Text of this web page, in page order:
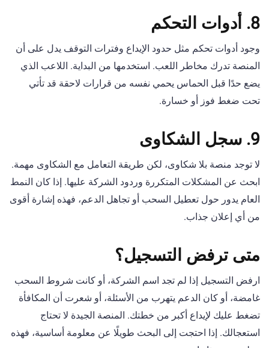
8. أدوات التحكم
وجود أدوات تحكم مثل حدود الإيداع وفترات التوقف يدل على أن
المنصة تدرك مخاطر اللعب. استخدمها من البداية. اللاعب الذي
يضع حدًا قبل الحماس يحمي نفسه من قرارات لاحقة قد تأتي
تحت ضغط فوز أو خسارة.
9. سجل الشكاوى
لا توجد منصة بلا شكاوى، لكن طريقة التعامل مع الشكاوى مهمة.
ابحث عن المشكلات المتكررة وردود الشركة عليها. إذا كان النمط
العام يدور حول تعطيل السحب أو تجاهل الدعم، فهذه إشارة أقوى
من أي إعلان جذاب.
متى ترفض التسجيل؟
ارفض التسجيل إذا لم تجد اسم الشركة، أو كانت شروط السحب
غامضة، أو كان الدعم يتهرب من الأسئلة، أو شعرت أن المكافأة
تضغط عليك لإيداع أكبر من خطتك. المنصة الجيدة لا تحتاج
استعجالك. إذا احتجت إلى البحث طويلًا عن معلومة أساسية، فهذه